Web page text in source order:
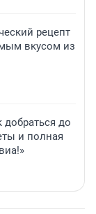
рецепт
вкусом из
до
и полная